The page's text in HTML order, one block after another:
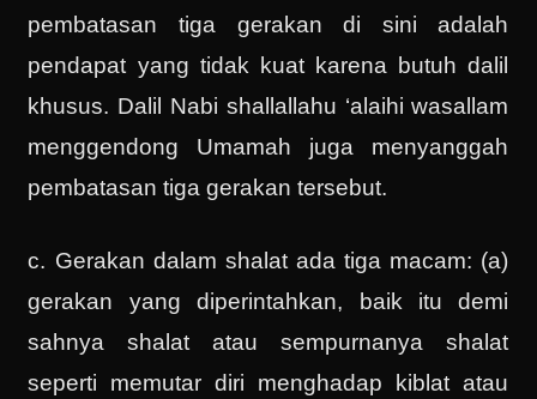
pembatasan tiga gerakan di sini adalah
pendapat yang tidak kuat karena butuh dalil
khusus. Dalil Nabi shallallahu ‘alaihi wasallam
menggendong Umamah juga menyanggah
pembatasan tiga gerakan tersebut.
c. Gerakan dalam shalat ada tiga macam: (a)
gerakan yang diperintahkan, baik itu demi
sahnya shalat atau sempurnanya shalat
seperti memutar diri menghadap kiblat atau